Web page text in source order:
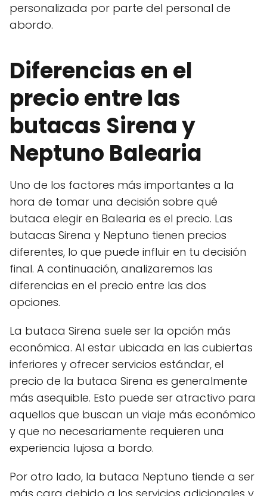
personalizada por parte del personal de
abordo.
Diferencias en el
precio entre las
butacas Sirena y
Neptuno Balearia
Uno de los factores más importantes a la
hora de tomar una decisión sobre qué
butaca elegir en Balearia es el precio. Las
butacas Sirena y Neptuno tienen precios
diferentes, lo que puede influir en tu decisión
final. A continuación, analizaremos las
diferencias en el precio entre las dos
opciones.
La butaca Sirena suele ser la opción más
económica. Al estar ubicada en las cubiertas
inferiores y ofrecer servicios estándar, el
precio de la butaca Sirena es generalmente
más asequible. Esto puede ser atractivo para
aquellos que buscan un viaje más económico
y que no necesariamente requieren una
experiencia lujosa a bordo.
Por otro lado, la butaca Neptuno tiende a ser